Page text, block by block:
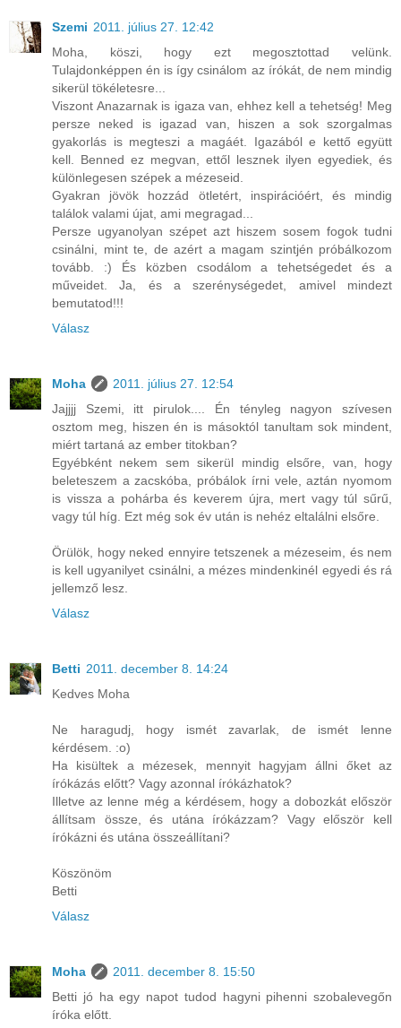
Szemi 2011. július 27. 12:42
Moha, köszi, hogy ezt megosztottad velünk.
Tulajdonképpen én is így csinálom az írókát, de nem mindig
sikerül tökéletesre...
Viszont Anazarnak is igaza van, ehhez kell a tehetség! Meg
persze neked is igazad van, hiszen a sok szorgalmas
gyakorlás is megteszi a magáét. Igazából e kettő együtt
kell. Benned ez megvan, ettől lesznek ilyen egyediek, és
különlegesen szépek a mézeseid.
Gyakran jövök hozzád ötletért, inspirációért, és mindig
találok valami újat, ami megragad...
Persze ugyanolyan szépet azt hiszem sosem fogok tudni
csinálni, mint te, de azért a magam szintjén próbálkozom
tovább. :) És közben csodálom a tehetségedet és a
műveidet. Ja, és a szerénységedet, amivel mindezt
bemutatod!!!
Válasz
Moha
2011. július 27. 12:54
Jajjjj Szemi, itt pirulok.... Én tényleg nagyon szívesen
osztom meg, hiszen én is másoktól tanultam sok mindent,
miért tartaná az ember titokban?
Egyébként nekem sem sikerül mindig elsőre, van, hogy
beleteszem a zacskóba, próbálok írni vele, aztán nyomom
is vissza a pohárba és keverem újra, mert vagy túl sűrű,
vagy túl híg. Ezt még sok év után is nehéz eltalálni elsőre.
Örülök, hogy neked ennyire tetszenek a mézeseim, és nem
is kell ugyanilyet csinálni, a mézes mindenkinél egyedi és rá
jellemző lesz.
Válasz
Betti 2011. december 8. 14:24
Kedves Moha
Ne haragudj, hogy ismét zavarlak, de ismét lenne
kérdésem. :o)
Ha kisültek a mézesek, mennyit hagyjam állni őket az
írókázás előtt? Vagy azonnal írókázhatok?
Illetve az lenne még a kérdésem, hogy a dobozkát először
állítsam össze, és utána írókázzam? Vagy először kell
írókázni és utána összeállítani?
Köszönöm
Betti
Válasz
Moha
2011. december 8. 15:50
Betti jó ha egy napot tudod hagyni pihenni szobalevegőn
íróka előtt.